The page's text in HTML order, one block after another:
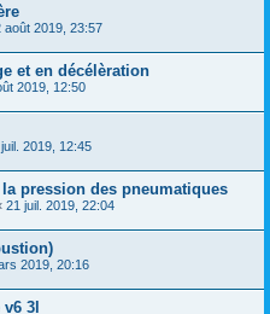
août 2019, 23:57
et en décélèration
2019, 12:50
2019, 12:45
pression des pneumatiques
21 juil. 2019, 22:04
2019, 20:16
3l